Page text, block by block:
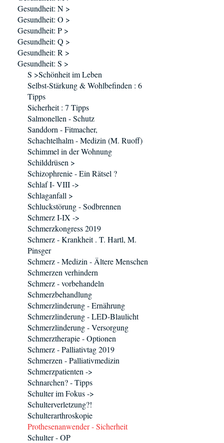
Gesundheit: N >
Gesundheit: O >
Gesundheit: P >
Gesundheit: Q >
Gesundheit: R >
Gesundheit: S >
S >Schönheit im Leben
Selbst-Stärkung & Wohlbefinden : 6
Tipps
Sicherheit : 7 Tipps
Salmonellen - Schutz
Sanddorn - Fitmacher,
Schachtelhalm - Medizin (M. Ruoff)
Schimmel in der Wohnung
Schilddrüsen >
Schizophrenie - Ein Rätsel ?
Schlaf I- VIII ->
Schlaganfall >
Schluckstörung - Sodbrennen
Schmerz I-IX ->
Schmerzkongress 2019
Schmerz - Krankheit . T. Hartl, M.
Pinsger
Schmerz - Medizin - Ältere Menschen
Schmerzen verhindern
Schmerz - vorbehandeln
Schmerzbehandlung
Schmerzlinderung - Ernährung
Schmerzlinderung - LED-Blaulicht
Schmerzlinderung - Versorgung
Schmerztherapie - Optionen
Schmerz - Palliativtag 2019
Schmerzen - Palliativmedizin
Schmerzpatienten ->
Schnarchen? - Tipps
Schulter im Fokus ->
Schulterverletzung?!
Schulterarthroskopie
Prothesenanwender - Sicherheit
Schulter - OP